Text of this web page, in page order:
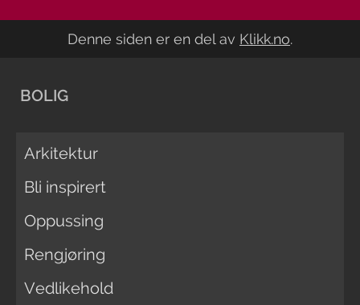
Denne siden er en del av Klikk.no.
BOLIG
Arkitektur
Bli inspirert
Oppussing
Rengjøring
Vedlikehold